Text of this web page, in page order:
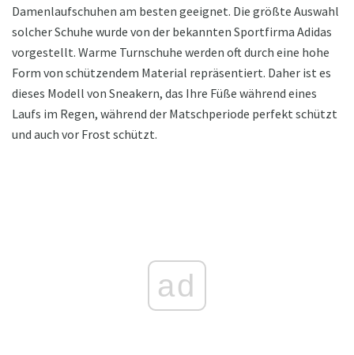
Damenlaufschuhen am besten geeignet. Die größte Auswahl
solcher Schuhe wurde von der bekannten Sportfirma Adidas
vorgestellt. Warme Turnschuhe werden oft durch eine hohe
Form von schützendem Material repräsentiert. Daher ist es
dieses Modell von Sneakern, das Ihre Füße während eines
Laufs im Regen, während der Matschperiode perfekt schützt
und auch vor Frost schützt.
ad